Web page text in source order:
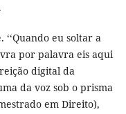
‘‘Quando eu soltar a
por palavra eis aqui
digital da
da voz sob o prisma
em Direito),